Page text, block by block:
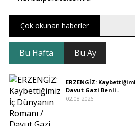
Çok okunan haberler
Bu Hafta Bu Ay
ERZENGİZ:
Davut Gazi Benli..
02.08.2026